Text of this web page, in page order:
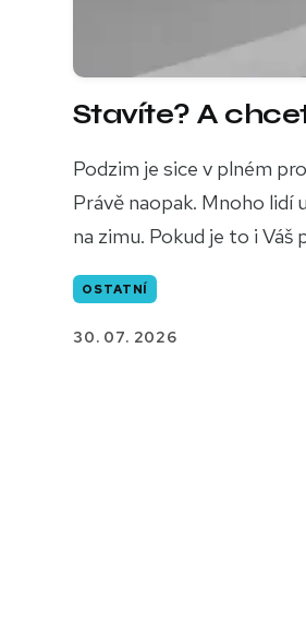
Stavíte? A
Podzim je sice v plném
Právě naopak. Mnoho
na zimu. Pokud je to i
OSTATNÍ
30. 07. 2026